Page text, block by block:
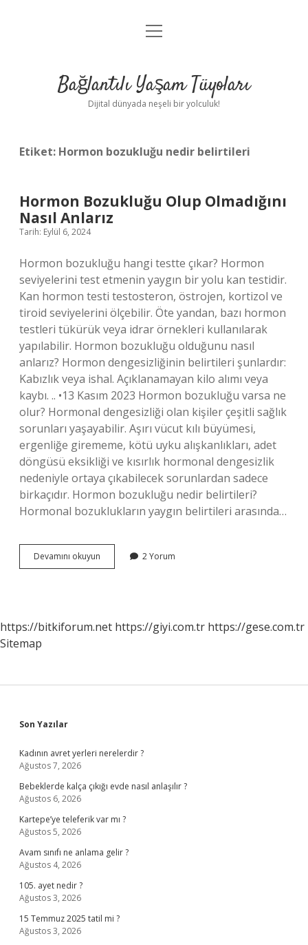
Anasayfa
Yasal Uyarı
menüyü
Bağlantılı Yaşam Tüyoları
Dijital dünyada neşeli bir yolculuk!
Etiket: Hormon bozukluğu nedir belirtileri
Hormon Bozukluğu Olup Olmadığını
Nasıl Anlarız
Tarih: Eylül 6, 2024
Hormon bozukluğu hangi testte çıkar? Hormon
seviyelerini test etmenin yaygın bir yolu kan testidir.
Kan hormon testi testosteron, östrojen, kortizol ve
tiroid seviyelerini ölçebilir. Öte yandan, bazı hormon
testleri tükürük veya idrar örnekleri kullanılarak
yapılabilir. Hormon bozukluğu olduğunu nasıl
anlarız? Hormon dengesizliğinin belirtileri şunlardır:
Kabızlık veya ishal. Açıklanamayan kilo alımı veya
kaybı. .. •13 Kasım 2023 Hormon bozukluğu varsa ne
olur? Hormonal dengesizliği olan kişiler çeşitli sağlık
sorunları yaşayabilir. Aşırı vücut kılı büyümesi,
ergenliğe girememe, kötü uyku alışkanlıkları, adet
döngüsü eksikliği ve kısırlık hormonal dengesizlik
nedeniyle ortaya çıkabilecek sorunlardan sadece
birkaçıdır. Hormon bozukluğu nedir belirtileri?
Hormonal bozuklukların yaygın belirtileri arasında…
Devamını okuyun Hormon
Bozukluğu
2 Yorum
https://bitkiforum.net https://giyi.com.tr https://gese.com.tr
Sitemap
Sidebar
Son Yazılar
Kadının avret yerleri nerelerdir ?
Ağustos 7, 2026
Bebeklerde kalça çıkığı evde nasıl anlaşılır ?
Ağustos 6, 2026
Kartepe’ye teleferik var mı ?
Ağustos 5, 2026
Avam sınıfı ne anlama gelir ?
Ağustos 4, 2026
105. ayet nedir ?
Ağustos 3, 2026
15 Temmuz 2025 tatil mi ?
Ağustos 3, 2026